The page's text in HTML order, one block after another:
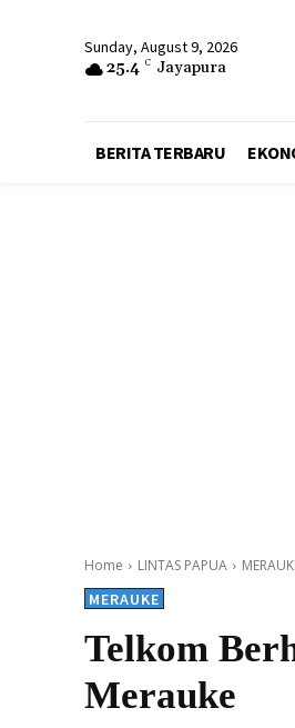
Sunday, August 9, 2026
25.4 C Jayapura
BERITA TERBARU
Home LINTAS PAPUA
MERAUKE
Telkom
Merauke